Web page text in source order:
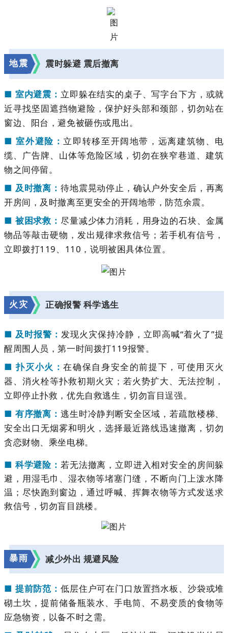
地震 震时躲避 震后撤离
■ 室内避震： 立即躲在结实的桌子、写字台下方，或就
近寻找坚固遮挡物避险，保护好头部和颈部，切勿站在
窗边、阳台，避免被砸伤或甩出。
■ 室外避险： 立即转移至开阔地带，远离建筑物、电
缆、广告牌、山体等危险区域，切勿在狭窄巷道、建筑
物之间停留。
■ 及时撤离： 待地震晃动停止，确认户外安全后，再离
开房间，及时撤离至更安全的开阔地带，防范余震。
■ 被困求救： 尽量减少体力消耗，用身边的石块、金属
物品等敲击硬物，发出规律求救信号；若手机有信号，
立即拨打119、110，说明被困具体位置。
火灾 正确报警 科学逃生
■ 及时报警：发现火灾保持冷静，立即高喊“着火了”提
醒周围人员，第一时间拨打119报警。
■ 扑灭小火：在确保自身安全的前提下，可使用灭火
器、消火栓等扑救初期火灾；若火势扩大、无法控制，
立即停止扑救，优先自救逃生，切勿盲目逞强。
■ 有序撤离： 逃生时冷静判断安全区域，若疏散楼梯、
安全出口无烟雾和明火，选择最近路线迅速撤离，切勿
贪恋财物、乘坐电梯。
■ 科学避险： 若无法撤离，立即进入相对安全的房间躲
避，用湿毛巾、湿衣物等堵塞门缝，不断向门上泼水降
温；尽快跑到窗边，通过呼喊、挥舞衣物等方式发送求
救信号，切勿盲目跳楼。
暴雨 减少外出 规避风险
■ 提前防范： 低层住户可在门口放置挡水板、沙袋或堆
砌土坎，提前储备瓶装水、手电筒、不易变质的食物等
应急物资，以备不时之需。